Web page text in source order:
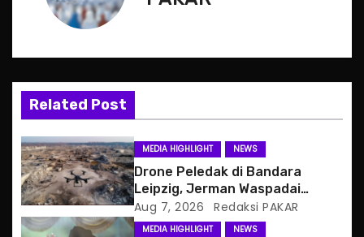
v
i
g
a
t
Related Post
MEDIA HIGHLIGHT NEWS
Drone Peledak di Bandara
Leipzig, Jerman Waspadai
Serangan Hibrida Rusia
Aug 7, 2026 Redaksi PAKAR
MEDIA HIGHLIGHT NEWS